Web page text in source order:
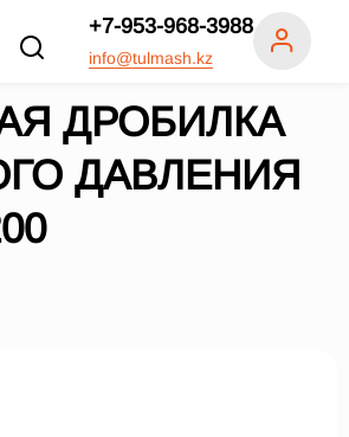
+7-953-968-3988
info@tulmash.kz
ДРОБИЛКА
ДАВЛЕНИЯ